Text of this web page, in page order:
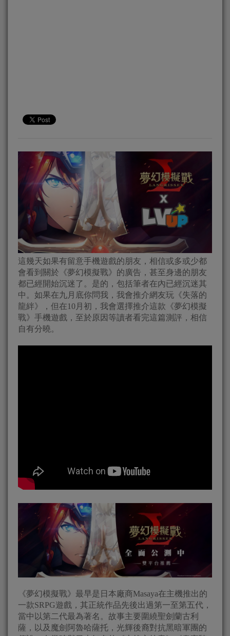
這幾天如果有留意手機遊戲的朋友，相信或多或少都
會看到關於《夢幻模擬戰》的廣告，甚至身邊的朋友
都已經開始沉迷了。是的，包括筆者在內已經沉迷其
中。如果在九月底你問我，我會推介網友玩《失落的
龍絆》，但在10月初，我會選擇推介這款《夢幻模擬
戰》手機遊戲，至於原因等讀者看完這篇測評，相信
自有分曉。
《夢幻模擬戰》最早是日本廠商Masaya在主機推出的
一款SRPG遊戲，其正統作品先後出過第一至第五代，
當中以第二代最為著名。故事主要圍繞聖劍蘭古利
薩，以及魔劍阿魯哈薩托，光輝後裔對抗黑暗軍團的